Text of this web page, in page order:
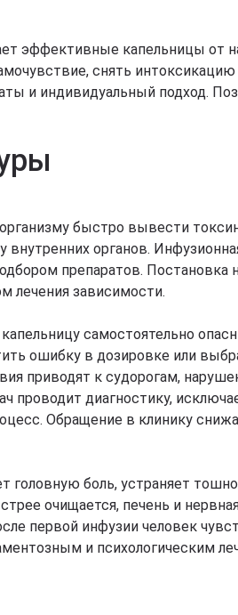
эффективные капельницы от
снять
и индивидуальный подход.
быстро вывести
органов.
препаратов. Постановка
лечения зависимости.
самостоятельно
ошибку в дозировке или
приводят к судорогам,
проводит диагностику,
Обращение в клинику
головную боль, устраняет
очищается, печень и
первой инфузии человек
и психологическим